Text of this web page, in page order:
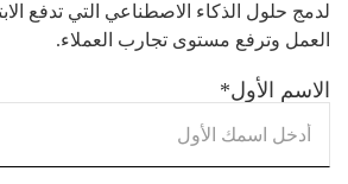
لدمج حلول الذكاء الاصطناعي التي تدفع
العمل وترفع مستوى تجارب العملاء.
الاسم الأول*